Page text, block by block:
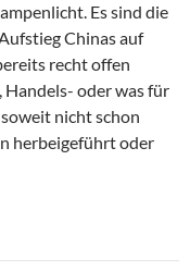
Es sind die
Chinas auf
recht offen
oder was für
nicht schon
herbeigeführt oder